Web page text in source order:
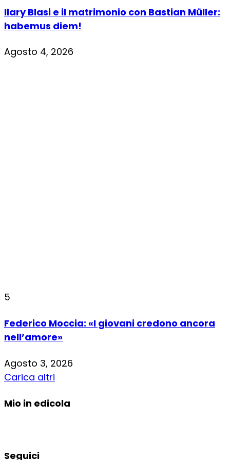
Ilary Blasi e il matrimonio con Bastian Müller:
habemus diem!
Agosto 4, 2026
5
Federico Moccia: «I giovani credono ancora
nell’amore»
Agosto 3, 2026
Carica altri
Mio in edicola
Seguici